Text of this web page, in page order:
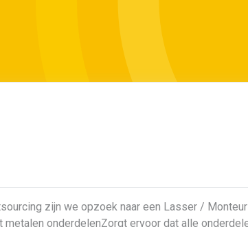
zijn we opzoek naar een Lasser / Monteur Jouw